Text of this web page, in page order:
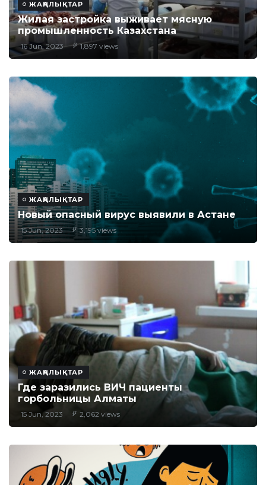
ЖАҢАЛЫҚТАР
Жилая застройка выживает мясную
промышленность Казахстана
16 Jun, 2023 1,897 views
ЖАҢАЛЫҚТАР
Новый опасный вирус выявили в Астане
15 Jun, 2023 3,195 views
ЖАҢАЛЫҚТАР
Где заразились ВИЧ пациенты
горбольницы Алматы
15 Jun, 2023 2,062 views